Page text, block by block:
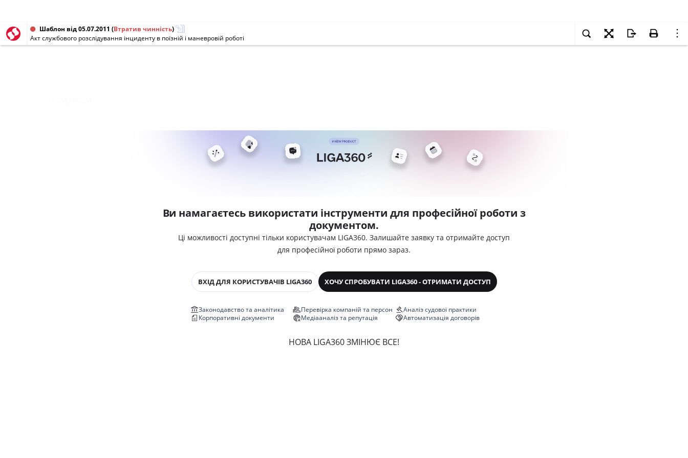
Шаблон від 05.07.2011 (Втратив чинність)
Акт службового розслідування інциденту в поїзній і маневровій роботі
Ви намагаєтесь використати інструменти для професійної роботи з
документом.
Ці можливості доступні тільки користувачам LIGA360. Залишайте заявку та отримайте доступ
для професійної роботи прямо зараз.
ВХІД ДЛЯ КОРИСТУВАЧІВ LIGA360 ХОЧУ СПРОБУВАТИ LIGA360 - ОТРИМАТИ ДОСТУП
Законодавство та аналітика
Корпоративні документи
Перевірка компаній та персон
Медіааналіз та репутація
Аналіз судової практики
Автоматизація договорів
НОВА LIGA360 ЗМІНЮЄ ВСЕ!